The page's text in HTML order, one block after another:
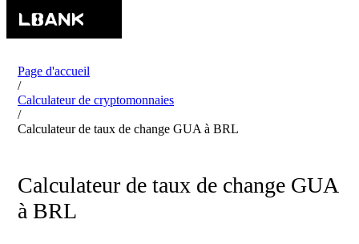
Page d'accueil
/
Calculateur de cryptomonnaies
/
Calculateur de taux de change GUA à BRL
Calculateur de taux de change GUA
à BRL